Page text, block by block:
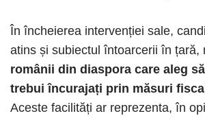
În încheierea intervenției sale,
atins și subiectul întoarcerii în țară,
românii din diaspora care aleg
trebui încurajați prin măsuri
Aceste facilități ar reprezenta, în